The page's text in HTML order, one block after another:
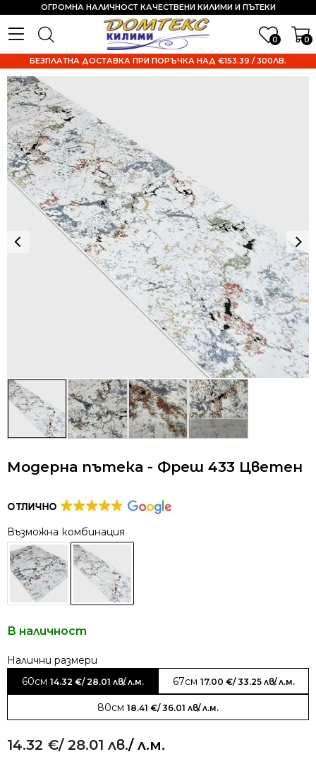
0 0
ОГРОМНА НАЛИЧНОСТ КАЧЕСТВЕНИ КИЛИМИ И ПЪТЕКИ
БЕЗПЛАТНА ДОСТАВКА ПРИ ПОРЪЧКА НАД €153.39 / 300ЛВ.
Модерна пътека - Фреш 433 Цветен
Възможна комбинация
В наличност
60см 14.32 €/ 28.01 лв./ л.м. 67см 17.00 €/ 33.25 лв./ л.м.
80см 18.41 €/ 36.01 лв./ л.м.
14.32 €/ 28.01 лв./ л.м.
Alternative: